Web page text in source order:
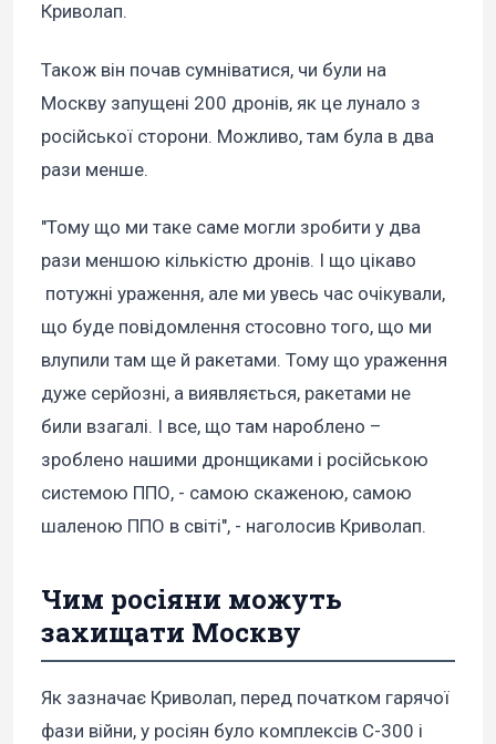
Криволап.
Також він почав сумніватися, чи були на
Москву запущені 200 дронів, як це лунало з
російської сторони. Можливо, там була в два
рази менше.
"Тому що ми таке саме могли зробити у два
рази меншою кількістю дронів. І що цікаво
потужні ураження, але ми увесь час очікували,
що буде повідомлення стосовно того, що ми
влупили там ще й ракетами. Тому що ураження
дуже серйозні, а виявляється, ракетами не
били взагалі. І все, що там нароблено –
зроблено нашими дронщиками і російською
системою ППО, - самою скаженою, самою
шаленою ППО в світі", - наголосив Криволап.
Чим росіяни можуть
захищати Москву
Як зазначає Криволап, перед початком гарячої
фази війни, у росіян було комплексів С-300 і